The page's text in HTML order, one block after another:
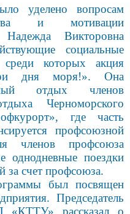
уделено вопросам
и мотивации
Надежда Викторовна
социальные
которых акция
дня моря!». Она
отдых членов
Черноморского
где часть
профсоюзной
членов профсоюза
однодневные поездки
за счет профсоюза.
был посвящен
Председатель